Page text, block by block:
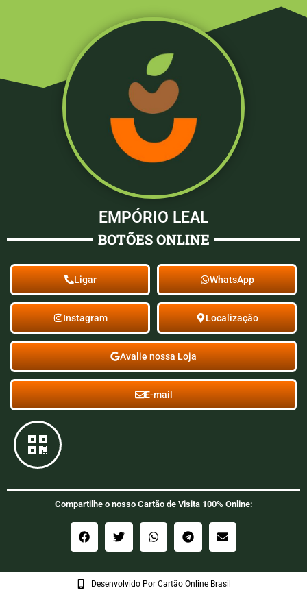
EMPÓRIO LEAL
BOTÕES ONLINE
Ligar WhatsApp
Instagram Localização
Avalie nossa Loja
E-mail
Compartilhe o nosso Cartão de Visita 100% Online:
Desenvolvido Por Cartão Online Brasil